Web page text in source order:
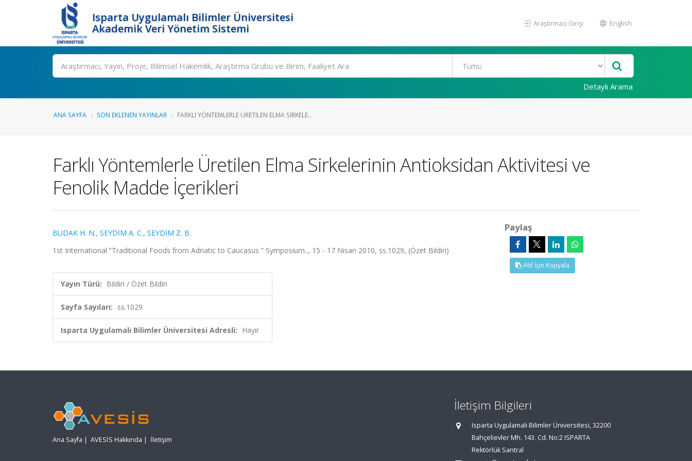
Isparta Uygulamalı Bilimler Üniversitesi
Akademik Veri Yönetim Sistemi
Araştırmacı Girişi English
Ara
Detaylı Arama
ANA SAYFA SON EKLENEN YAYINLAR FARKLI YÖNTEMLERLE ÜRETILEN ELMA SIRKELE...
Farklı Yöntemlerle Üretilen Elma Sirkelerinin Antioksidan Aktivitesi ve
Fenolik Madde İçerikleri
BUDAK H. N., SEYDİM A. C., SEYDİM Z. B.
1st International ”Traditional Foods from Adriatic to Caucasus ” Symposium.., 15 - 17 Nisan 2010, ss.1029, (Özet Bildiri)
Yayın Türü: Bildiri / Özet Bildiri
Sayfa Sayıları: ss.1029
Isparta Uygulamalı Bilimler Üniversitesi Adresli: Hayır
Paylaş
Atıf İçin Kopyala
Ana Sayfa | AVESİS Hakkında | İletişim
İletişim Bilgileri
Isparta Uygulamalı Bilimler Üniversitesi, 32200
Bahçelievler Mh. 143. Cd. No:2 ISPARTA
Rektörlük Santral